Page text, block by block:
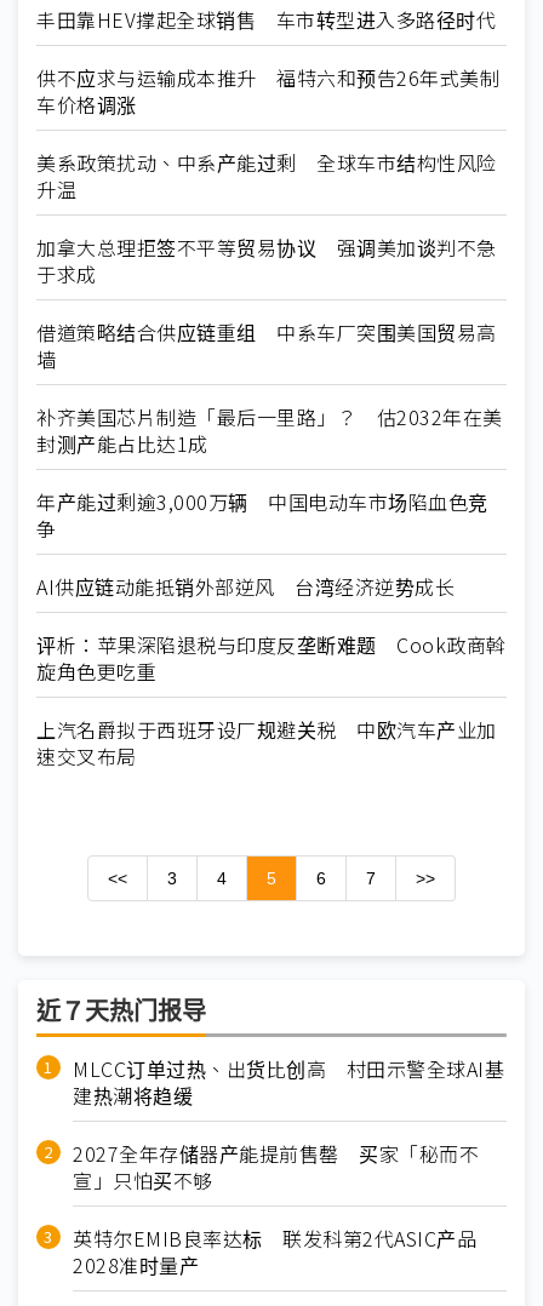
丰田靠HEV撑起全球销售 车市转型进入多路径时代
供不应求与运输成本推升 福特六和预告26年式美制
车价格调涨
美系政策扰动、中系产能过剩 全球车市结构性风险
升温
加拿大总理拒签不平等贸易协议 强调美加谈判不急
于求成
借道策略结合供应链重组 中系车厂突围美国贸易高
墙
补齐美国芯片制造「最后一里路」？ 估2032年在美
封测产能占比达1成
年产能过剩逾3,000万辆 中国电动车市场陷血色竞
争
AI供应链动能抵销外部逆风 台湾经济逆势成长
评析：苹果深陷退税与印度反垄断难题 Cook政商斡
旋角色更吃重
上汽名爵拟于西班牙设厂规避关税 中欧汽车产业加
速交叉布局
<< 3 4 5 6 7 >>
近７天热门报导
MLCC订单过热、出货比创高 村田示警全球AI基
建热潮将趋缓
2027全年存储器产能提前售罄 买家「秘而不
宣」只怕买不够
英特尔EMIB良率达标 联发科第2代ASIC产品
2028准时量产